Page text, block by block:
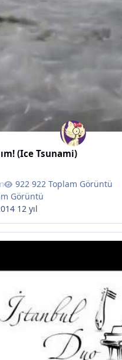
(Ice Tsunami)
922 Toplam Görüntü
Görüntü
12 yıl